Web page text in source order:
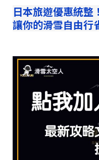
日本旅遊優惠統
讓你的滑雪自由行